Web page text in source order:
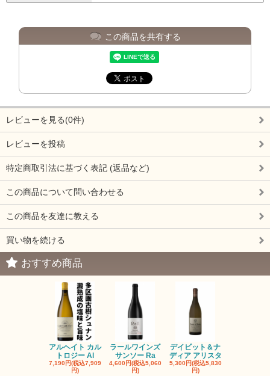
この商品を共有する
レビューを見る(0件)
レビューを投稿
特定商取引法に基づく表記 (返品など)
この商品について問い合わせる
この商品を友達に教える
買い物を続ける
おすすめ商品
アルヘイト カル
トロジー Al
7,190円(税込7,909
円)
ラールワインズ
サンソー Ra
4,600円(税込5,060
円)
デイビット＆ナ
ディア アリスタ
5,300円(税込5,830
円)